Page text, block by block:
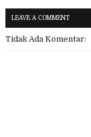
LEAVE A COMMENT
Tidak Ada Komentar: